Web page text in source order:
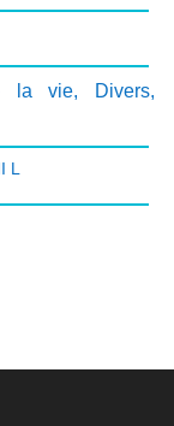
la vie, Divers,
L